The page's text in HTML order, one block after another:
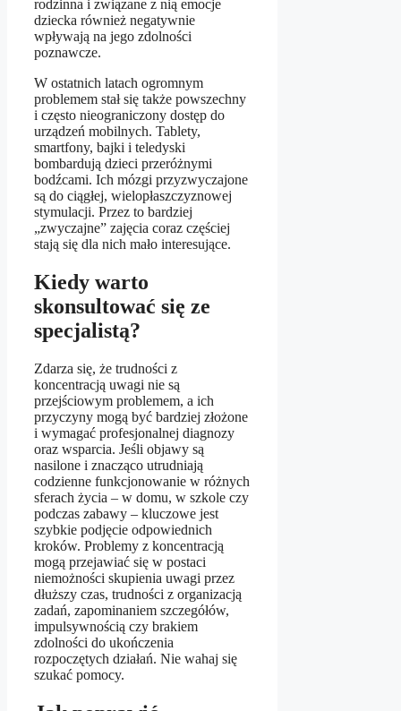
rodzinna i związane z nią emocje
dziecka również negatywnie
wpływają na jego zdolności
poznawcze.
W ostatnich latach ogromnym
problemem stał się także powszechny
i często nieograniczony dostęp do
urządzeń mobilnych. Tablety,
smartfony, bajki i teledyski
bombardują dzieci przeróżnymi
bodźcami. Ich mózgi przyzwyczajone
są do ciągłej, wielopłaszczyznowej
stymulacji. Przez to bardziej
„zwyczajne” zajęcia coraz częściej
stają się dla nich mało interesujące.
Kiedy warto
skonsultować się ze
specjalistą?
Zdarza się, że trudności z
koncentracją uwagi nie są
przejściowym problemem, a ich
przyczyny mogą być bardziej złożone
i wymagać profesjonalnej diagnozy
oraz wsparcia. Jeśli objawy są
nasilone i znacząco utrudniają
codzienne funkcjonowanie w różnych
sferach życia – w domu, w szkole czy
podczas zabawy – kluczowe jest
szybkie podjęcie odpowiednich
kroków. Problemy z koncentracją
mogą przejawiać się w postaci
niemożności skupienia uwagi przez
dłuższy czas, trudności z organizacją
zadań, zapominaniem szczegółów,
impulsywnością czy brakiem
zdolności do ukończenia
rozpoczętych działań. Nie wahaj się
szukać pomocy.